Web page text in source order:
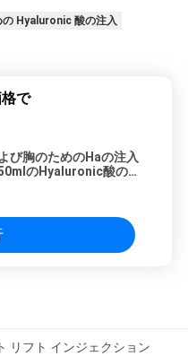
の Hyaluronic 酸の注入
で
び胸のためのHaの注入
のHyaluronic酸の注
リフト インジェクション